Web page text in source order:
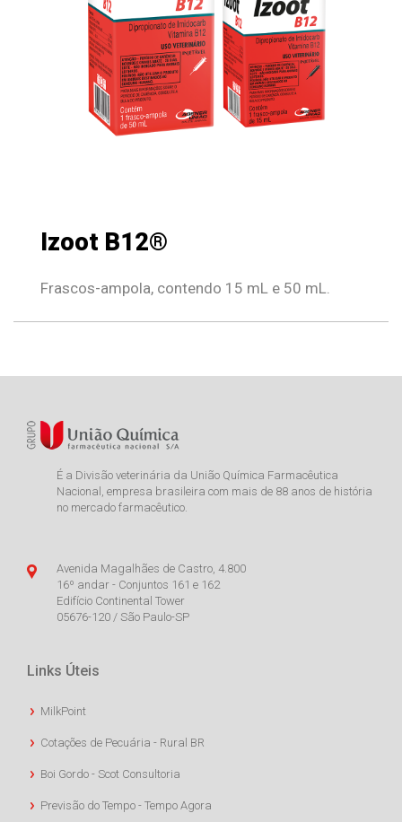
Izoot B12®
Frascos-ampola, contendo 15 mL e 50 mL.
É a Divisão veterinária da União Química Farmacêutica
Nacional, empresa brasileira com mais de 88 anos de história
no mercado farmacêutico.
Avenida Magalhães de Castro, 4.800
16º andar - Conjuntos 161 e 162
Edifício Continental Tower
05676-120 / São Paulo-SP
Links Úteis
MilkPoint
Cotações de Pecuária - Rural BR
Boi Gordo - Scot Consultoria
Previsão do Tempo - Tempo Agora